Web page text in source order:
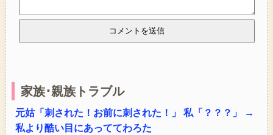
家族･親族トラブル
元姑「刺された！お前に刺された！」 私「？？？」 →
私より酷い目にあっててわろた